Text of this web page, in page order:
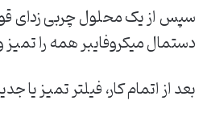
سپس از یک محلول چربی زدای
دستمال میکروفایبر همه را
بعد از اتمام کار، فیلتر تمیز